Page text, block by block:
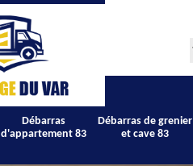
Débarras
d'appartement 83
Débarras de grenier
et cave 83